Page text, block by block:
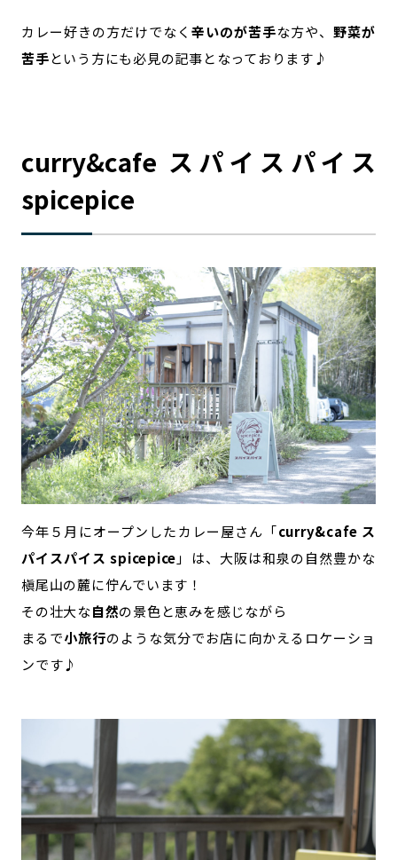
カレー好きの方だけでなく辛いのが苦手な方や、 野菜が
苦手という方にも必見の記事となっております♪
curry&cafe スパイスパイス
spicepice
今年５月にオープンしたカレー屋さん「curry&cafe ス
パイスパイス spicepice 」は、大阪は和泉の自然豊かな
槇尾山の麓に佇んでいます！
その壮大な自然の景色と恵みを感じながら
まるで小旅行のような気分でお店に向かえるロケーショ
ンです♪